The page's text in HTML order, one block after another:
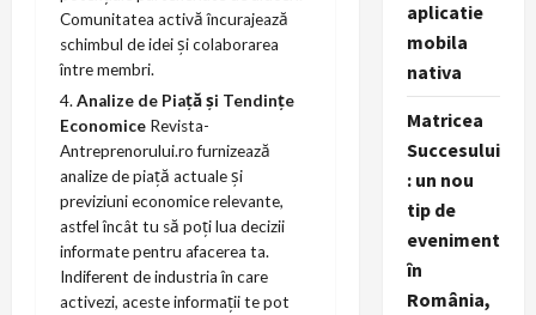
Comunitatea activă încurajează
schimbul de idei și colaborarea
între membri.
Analize de Piață și Tendințe
Economice Revista-
Antreprenorului.rofurnizează
analize de piață actuale și
previziuni economice relevante,
astfel încât tu să poți lua decizii
informate pentru afacerea ta.
Indiferent de industria în care
activezi, aceste informații te pot
aplicatie
mobila
nativa
Matricea
Succesului
: un nou
tip de
eveniment
în
România,